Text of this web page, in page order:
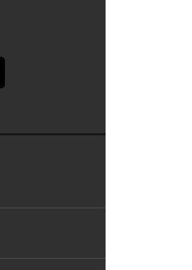
im Google Play Store